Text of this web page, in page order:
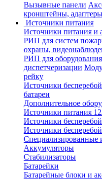
Вызывные панели
кронштейны,
Источники питания
Источники питания и
РИП для систем
охраны,
РИП для
диспетчеризации
рейку
Источники
батареи
Дополнительное
Источники питания
Источники
Источники
Специализированные
Аккумуляторы
Стабилизаторы
Батарейки
Батарейные блоки и